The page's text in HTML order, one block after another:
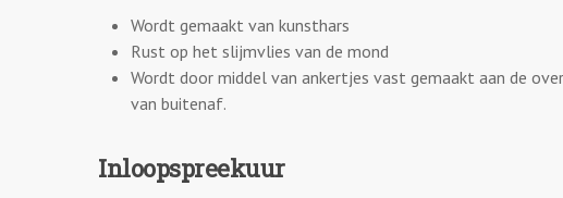
Wordt gemaakt van kunsthars
Rust op het slijmvlies van de mond
Wordt door middel van ankertjes vast gemaakt aan de
van buitenaf.
Inloopspreekuur